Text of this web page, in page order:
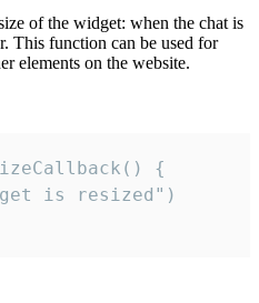
of the widget: when the chat is
This function can be used for
elements on the website.
{
is resized")